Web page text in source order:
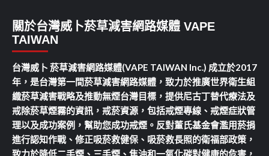
關於台灣威卜菸草減害網路媒體 VAPE
TAIWAN
台灣威卜 菸草減害網路媒體(VAPE TAIWAN Inc.) 成立於2017
年，是台灣第一間菸草減害網路媒體，致力於推廣世界衛生組
織菸草減害戰略及推動無煙台灣目標，提供尼古丁替代療法及
戒除菸草煙霧的資訊，戒菸資源，包括戒煙專線、戒煙症狀管
理以及成功案例，幫助您成功戒煙。反對董氏基金會濫用菸捐
進行認知作戰、修正吸菸救健保、吸菸救長照的衛福部政策，
致力於降低二手煙、三手煙、焦油和一氧化碳對健康的危害，